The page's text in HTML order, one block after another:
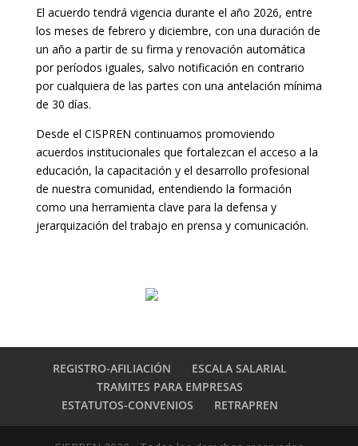
El acuerdo tendrá vigencia durante el año 2026, entre
los meses de febrero y diciembre, con una duración de
un año a partir de su firma y renovación automática
por períodos iguales, salvo notificación en contrario
por cualquiera de las partes con una antelación mínima
de 30 días.
Desde el CISPREN continuamos promoviendo
acuerdos institucionales que fortalezcan el acceso a la
educación, la capacitación y el desarrollo profesional
de nuestra comunidad, entendiendo la formación
como una herramienta clave para la defensa y
jerarquización del trabajo en prensa y comunicación.
REGISTRO-AFILIACIÓN
ESCALA SALARIAL
TRAMITES PARA EMPRESAS
ESTATUTOS-CONVENIOS
RETRAPREN